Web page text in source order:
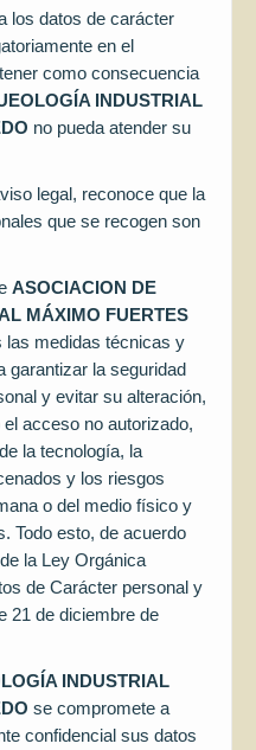
los datos de carácter
en el
como consecuencia
INDUSTRIAL
no pueda atender su
legal, reconoce que la
que se recogen son
ASOCIACION DE
MÁXIMO FUERTES
las medidas técnicas y
garantizar la seguridad
y evitar su alteración,
acceso no autorizado,
la tecnología, la
y los riesgos
o del medio físico y
Todo esto, de acuerdo
la Ley Orgánica
de Carácter personal y
21 de diciembre de
INDUSTRIAL
se compromete a
confidencial sus datos